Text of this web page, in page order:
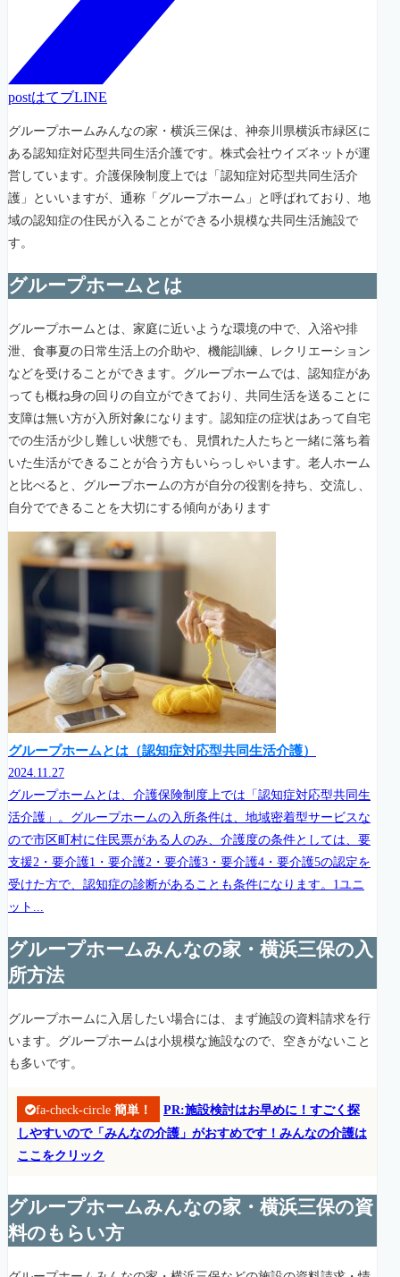
postはてブLINE
グループホームみんなの家・横浜三保は、神奈川県横浜市緑区に
ある認知症対応型共同生活介護です。株式会社ウイズネットが運
営しています。介護保険制度上では「認知症対応型共同生活介
護」といいますが、通称「グループホーム」と呼ばれており、地
域の認知症の住民が入ることができる小規模な共同生活施設で
す。
グループホームとは
グループホームとは、家庭に近いような環境の中で、入浴や排
泄、食事夏の日常生活上の介助や、機能訓練、レクリエーション
などを受けることができます。グループホームでは、認知症があ
っても概ね身の回りの自立ができており、共同生活を送ることに
支障は無い方が入所対象になります。認知症の症状はあって自宅
での生活が少し難しい状態でも、見慣れた人たちと一緒に落ち着
いた生活ができることが合う方もいらっしゃいます。老人ホーム
と比べると、グループホームの方が自分の役割を持ち、交流し、
自分でできることを大切にする傾向があります
グループホームとは（認知症対応型共同生活介護）
2024.11.27
グループホームとは、介護保険制度上では「認知症対応型共同生
活介護」。グループホームの入所条件は、地域密着型サービスな
ので市区町村に住民票がある人のみ、介護度の条件としては、要
支援2・要介護1・要介護2・要介護3・要介護4・要介護5の認定を
受けた方で、認知症の診断があることも条件になります。1ユニ
ット...
グループホームみんなの家・横浜三保の入
所方法
グループホームに入居したい場合には、まず施設の資料請求を行
います。グループホームは小規模な施設なので、空きがないこと
も多いです。
fa-check-circle 簡単！
PR:施設検討はお早めに！すごく探
しやすいので「みんなの介護」がおすめです！みんなの介護は
ここをクリック
グループホームみんなの家・横浜三保の資
料のもらい方